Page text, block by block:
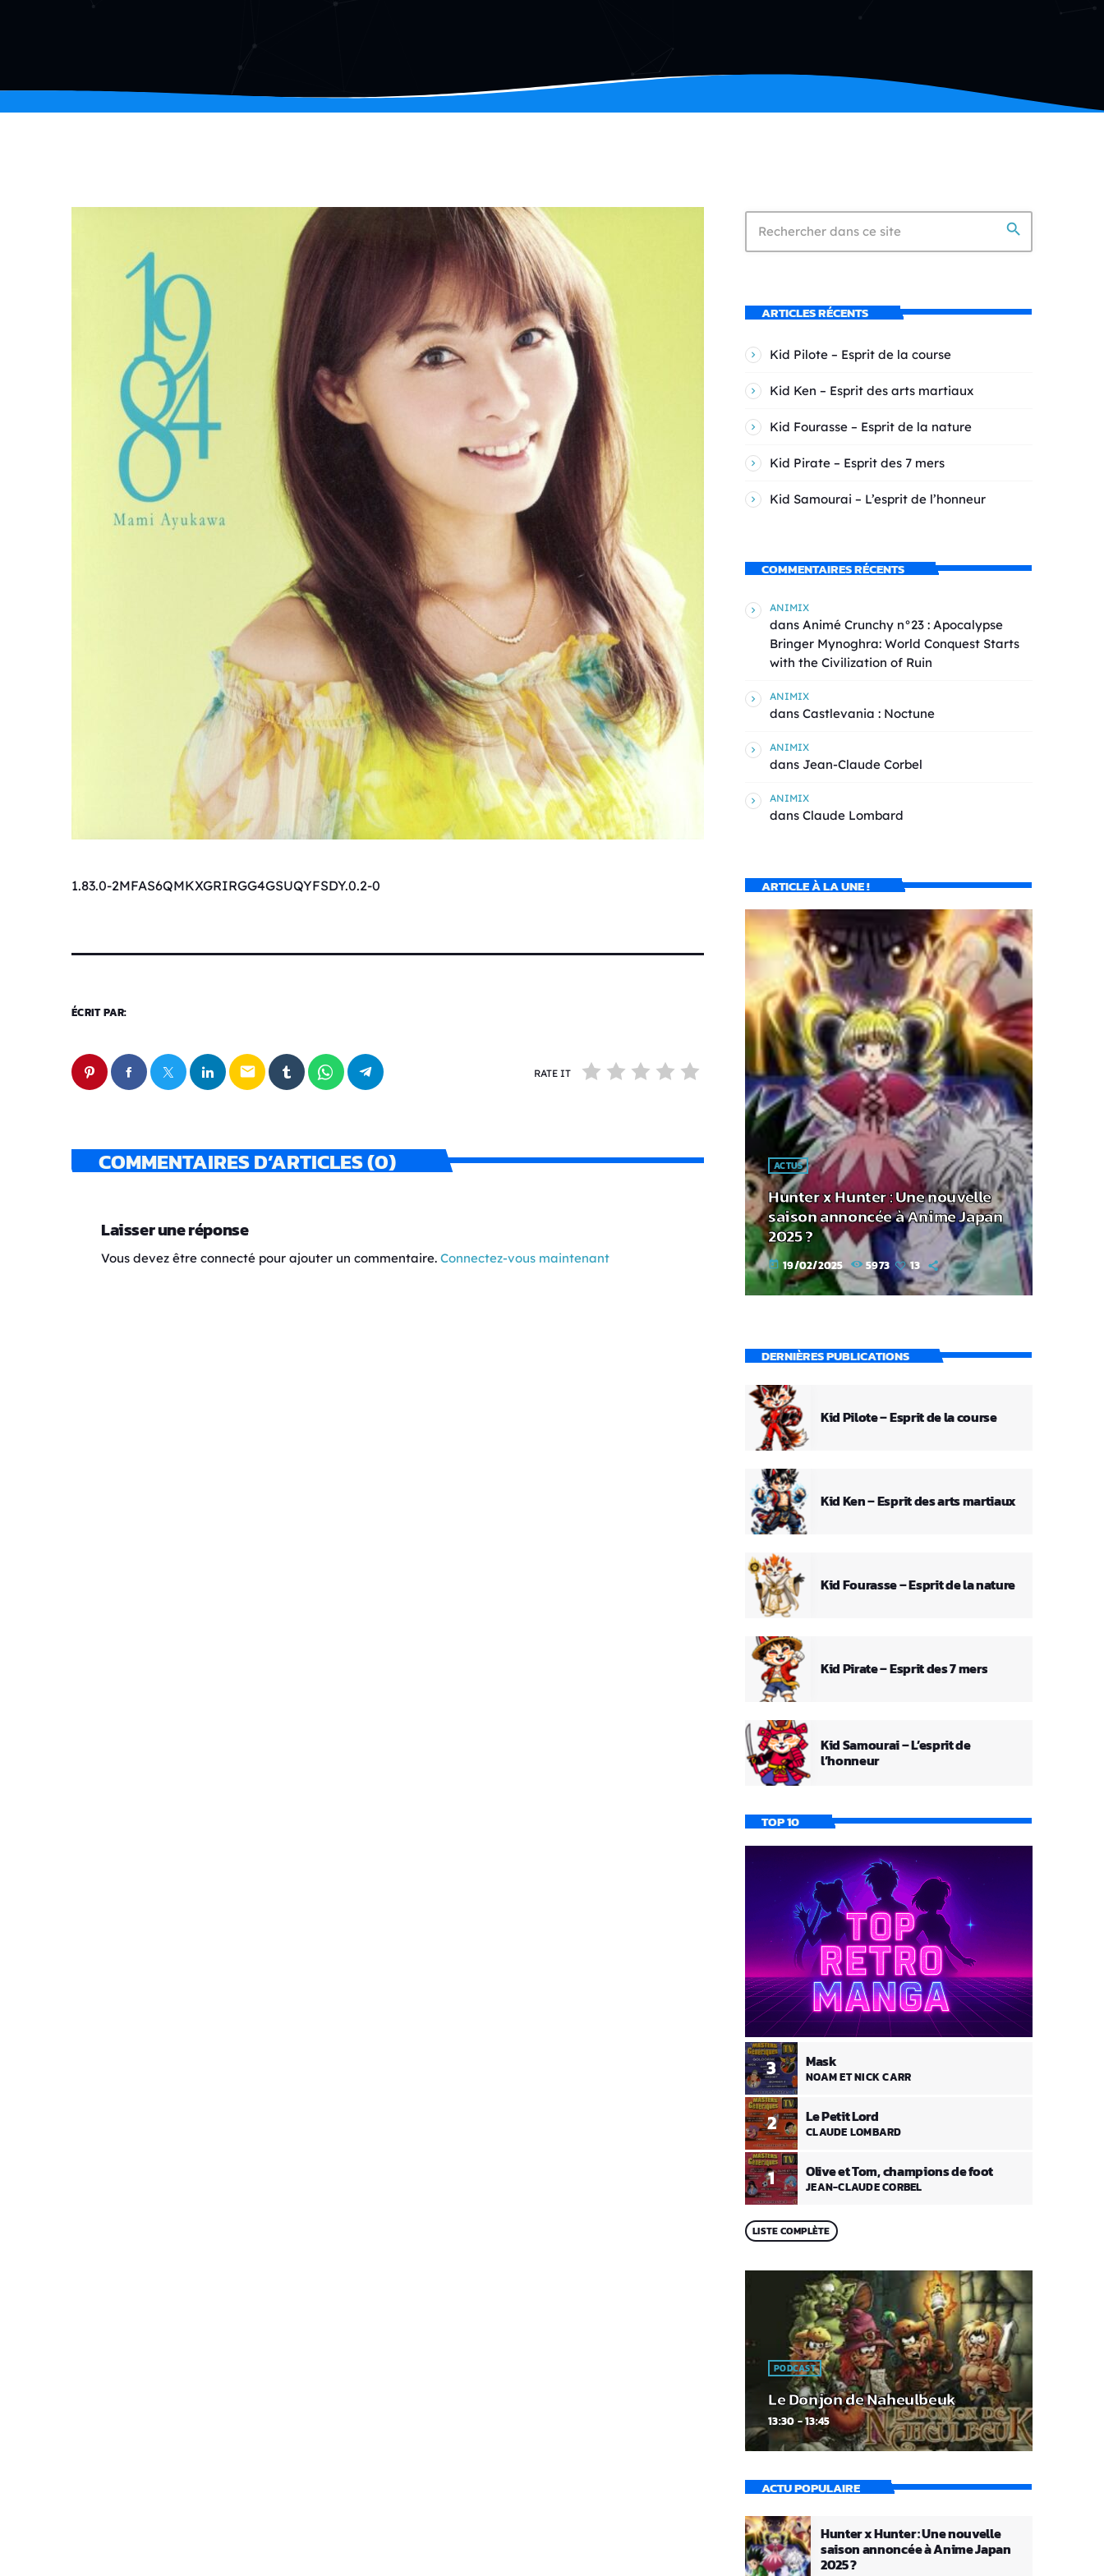
1.83.0-2MFAS6QMKXGRIRGG4GSUQYFSDY.0.2-0
ÉCRIT PAR:
email RATE IT
COMMENTAIRES D’ARTICLES (0)
Laisser une réponse
Vous devez être connecté pour ajouter un commentaire. Connectez-vous maintenant
search
ARTICLES RÉCENTS
Kid Pilote – Esprit de la course
Kid Ken – Esprit des arts martiaux
Kid Fourasse – Esprit de la nature
Kid Pirate – Esprit des 7 mers
Kid Samourai – L’esprit de l’honneur
COMMENTAIRES RÉCENTS
ANIMIX
dans Animé Crunchy n°23 : Apocalypse
Bringer Mynoghra: World Conquest Starts
with the Civilization of Ruin
ANIMIX
dans Castlevania : Noctune
ANIMIX
dans Jean-Claude Corbel
ANIMIX
dans Claude Lombard
ARTICLE À LA UNE !
ACTUS
Hunter x Hunter : Une nouvelle
saison annoncée à Anime Japan
2025 ?
today 19/02/2025 5973 13
DERNIÈRES PUBLICATIONS
Kid Pilote – Esprit de la course
Kid Ken – Esprit des arts martiaux
Kid Fourasse – Esprit de la nature
Kid Pirate – Esprit des 7 mers
Kid Samourai – L’esprit de
l’honneur
TOP 10
1 Olive et Tom, champions de foot
JEAN-CLAUDE CORBEL
2 Le Petit Lord
CLAUDE LOMBARD
3 Mask
NOAM ET NICK CARR
LISTE COMPLÈTE
PODCAST
Le Donjon de Naheulbeuk
13:30 - 13:45
ACTU POPULAIRE
Hunter x Hunter : Une nouvelle
saison annoncée à Anime Japan
2025 ?